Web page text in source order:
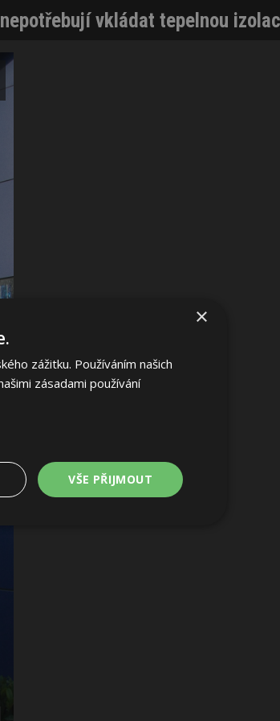
vkládat tepelnou
×
zážitku. Používáním našich
zásadami používání
VŠE PŘIJMOUT
uživatele a správa účtu.